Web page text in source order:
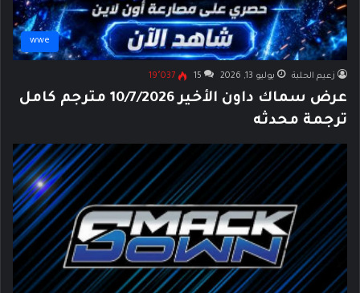
wwe
زعيم الحلبة يوليو 13, 2026 15 19٬037
عرض سماك داون الأخير 10/7/2026 مترجم كامل
ترجمة محدثه